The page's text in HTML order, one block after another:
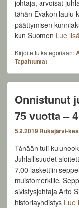
johtaja, arvoisat
tähän Evakon laulu
päättymisen
kun Suomen Lue
Kirjoitettu kategoriaan:
Tapahtumat
Onnistunut
75 vuotta –
5.9.2019 Rukajärvi-
Tänään tuli
Juhlallisuudet
7.00 laskettiin
muistomerkille.
sivistysjohtaja Arto
historiayhdistys Lue